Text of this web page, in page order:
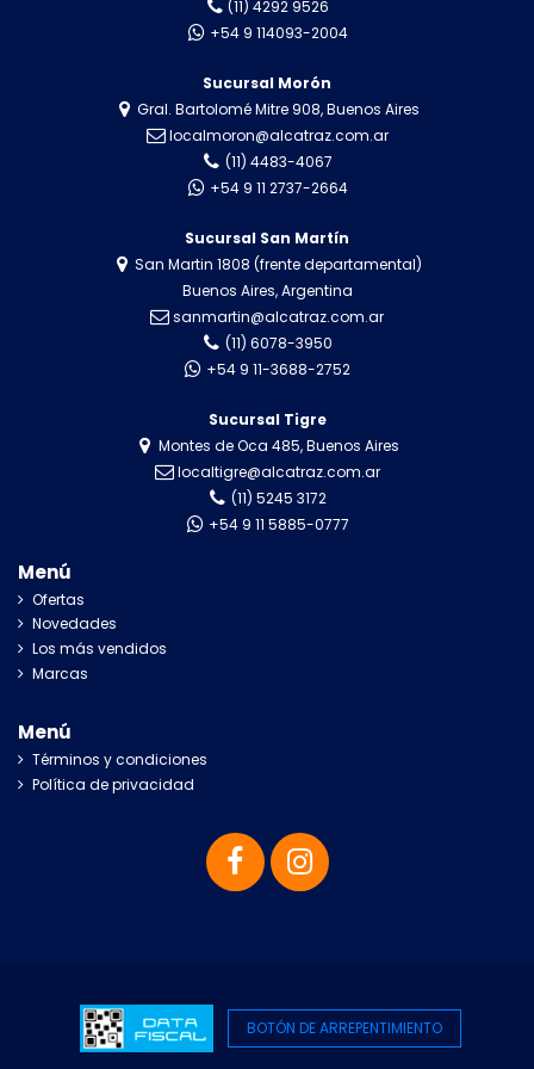
(11) 4292 9526
+54 9 114093-2004
Sucursal Morón
Gral. Bartolomé Mitre 908, Buenos Aires
localmoron@alcatraz.com.ar
(11) 4483-4067
+54 9 11 2737-2664
Sucursal San Martín
San Martin 1808 (frente departamental)
Buenos Aires, Argentina
sanmartin@alcatraz.com.ar
(11) 6078-3950
+54 9 11-3688-2752
Sucursal Tigre
Montes de Oca 485, Buenos Aires
localtigre@alcatraz.com.ar
(11) 5245 3172
+54 9 11 5885-0777
Menú
Ofertas
Novedades
Los más vendidos
Marcas
Menú
Términos y condiciones
Política de privacidad
BOTÓN DE ARREPENTIMIENTO